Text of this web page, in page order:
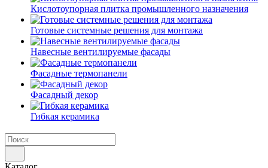
Кислотоупорная плитка промышленного назначения
Готовые системные решения для монтажа
Навесные вентилируемые фасады
Фасадные термопанели
Фасадный декор
Гибкая керамика